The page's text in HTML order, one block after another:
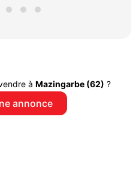
à Mazingarbe (62) ?
annonce